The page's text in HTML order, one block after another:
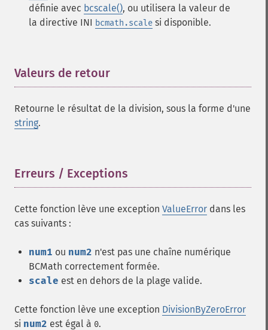
définie avec bcscale(), ou utilisera la valeur de
la directive INI bcmath.scale si disponible.
Valeurs de retour
Retourne le résultat de la division, sous la forme d'une
string.
Erreurs / Exceptions
Cette fonction lève une exception ValueError dans les
cas suivants :
num1 ou num2 n'est pas une chaîne numérique
BCMath correctement formée.
scale est en dehors de la plage valide.
Cette fonction lève une exception DivisionByZeroError
si num2 est égal à 0.